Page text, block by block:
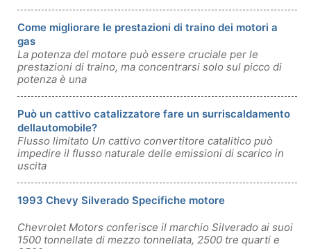
Come migliorare le prestazioni di traino dei motori a
gas
La potenza del motore può essere cruciale per le
prestazioni di traino, ma concentrarsi solo sul picco di
potenza è una
Può un cattivo catalizzatore fare un surriscaldamento
dellautomobile?
Flusso limitato Un cattivo convertitore catalitico può
impedire il flusso naturale delle emissioni di scarico in
uscita
1993 Chevy Silverado Specifiche motore
Chevrolet Motors conferisce il marchio Silverado ai suoi
1500 tonnellate di mezzo tonnellata, 2500 tre quarti e